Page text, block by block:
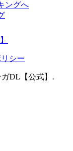
ングへ
シー
ガDL【公式】.